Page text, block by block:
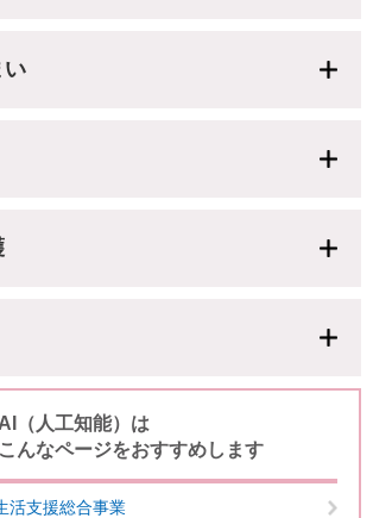
い
AI（人工知能）は
こんなページをおすすめします
活支援総合事業